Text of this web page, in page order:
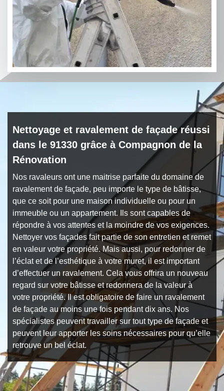
Nettoyage et ravalement de façade réussi
dans le 91330 grâce à Compagnon de la
Rénovation
Nos ravaleurs ont une maitrise parfaite du domaine de
ravalement de façade, peu importe le type de bâtisse,
que ce soit pour une maison individuelle ou pour un
immeuble ou un appartement. Ils sont capables de
répondre à vos attentes et la moindre de vos exigences.
Nettoyer vos façades fait partie de son entretien et remet
en valeur votre propriété. Mais aussi, pour redonner de
l’éclat et de l’esthétique à votre muret, il est important
d’effectuer un ravalement. Cela vous offrira un nouveau
regard sur votre bâtisse et redonnera de la valeur à
votre propriété. Il est obligatoire de faire un ravalement
de façade au moins une fois pendant dix ans. Nos
spécialistes peuvent travailler sur tout type de façade et
peuvent leur apporter les soins nécessaires pour qu’elle
retrouve un bel éclat.